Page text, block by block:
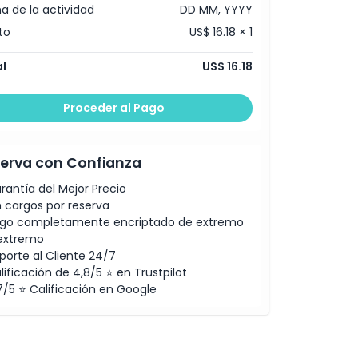
de la actividad
DD MM, YYYY
US$ 16.18 × 1
US$ 16.18
Proceder al Pago
con Confianza
del Mejor Precio
cargos por reserva
completamente encriptado de extremo
al Cliente 24/7
de 4,8/5 ⭐ en Trustpilot
5 ⭐ Calificación en Google